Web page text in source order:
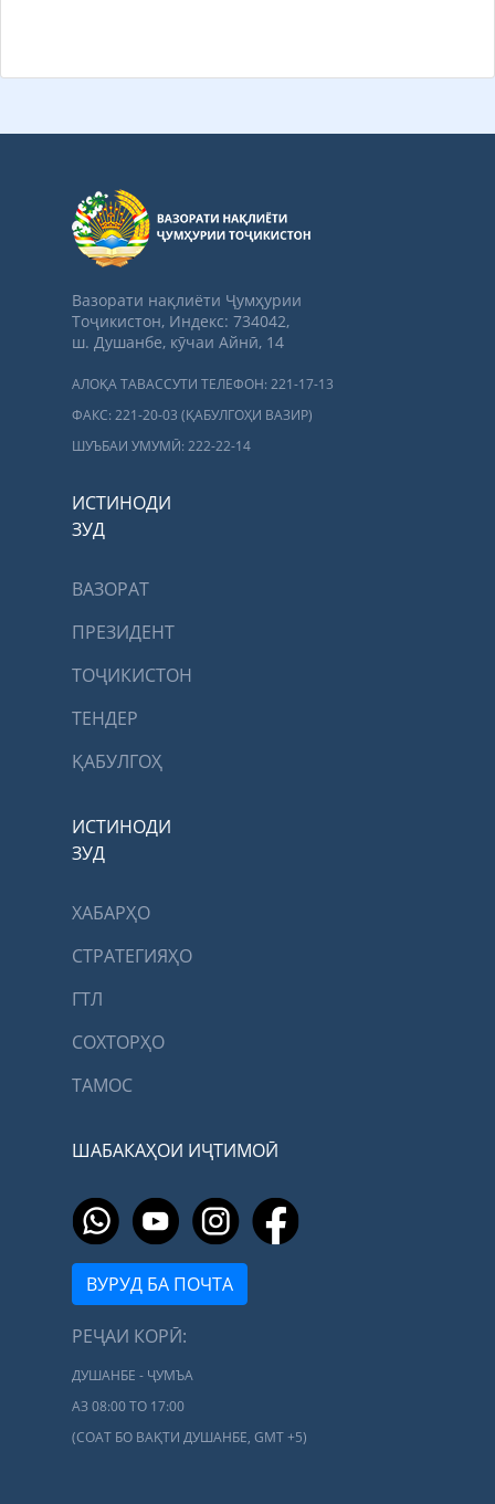
Вазорати нақлиёти Ҷумҳурии
Тоҷикистон, Индекс: 734042,
ш. Душанбе, кӯчаи Айнӣ, 14
АЛОҚА ТАВАССУТИ ТЕЛЕФОН: 221-17-13
ФАКС: 221-20-03 (ҚАБУЛГОҲИ ВАЗИР)
ШУЪБАИ УМУМӢ: 222-22-14
ИСТИНОДИ
ЗУД
ВАЗОРАТ
ПРЕЗИДЕНТ
ТОҶИКИСТОН
ТЕНДЕР
ҚАБУЛГОҲ
ИСТИНОДИ
ЗУД
ХАБАРҲО
СТРАТЕГИЯҲО
ГТЛ
СОХТОРҲО
ТАМОС
ШАБАКАҲОИ ИҶТИМОӢ
ВУРУД БА ПОЧТА
РЕҶАИ КОРӢ:
ДУШАНБЕ - ҶУМЪА
АЗ 08:00 ТО 17:00
(СОАТ БО ВАҚТИ ДУШАНБЕ, GMT +5)